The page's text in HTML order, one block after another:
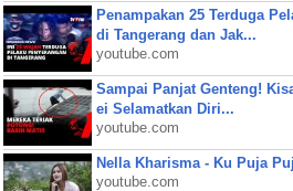
Penampakan 25 Terduga
di Tangerang dan Jak...
youtube.com
Sampai Panjat Genteng!
ei Selamatkan Diri...
youtube.com
Nella Kharisma - Ku Puja
youtube.com